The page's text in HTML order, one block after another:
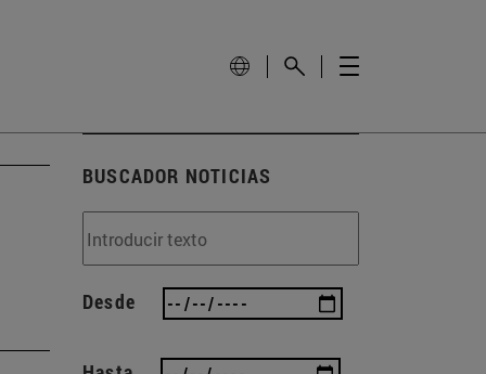
BUSCADOR NOTICIAS
Desde